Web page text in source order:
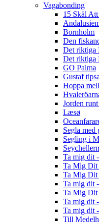
Vagabonding
15 Skäl
Bornholm
Den
Det riktiga
Det riktiga
GO Palma
Gustaf
Hoppa
Jorden
Læsø
Segla med
Segling i
Ta mig dit
Ta Mig Dit
Ta Mig Dit
Ta mig dit
Ta Mig Dit
Ta mig dit
Ta mig dit
Till